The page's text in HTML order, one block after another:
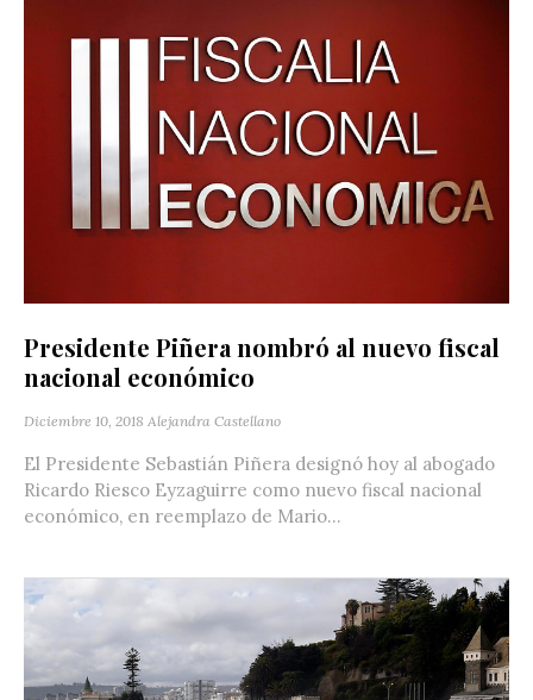
Presidente Piñera nombró al nuevo fiscal
nacional económico
Diciembre 10, 2018 Alejandra Castellano
El Presidente Sebastián Piñera designó hoy al abogado
Ricardo Riesco Eyzaguirre como nuevo fiscal nacional
económico, en reemplazo de Mario...